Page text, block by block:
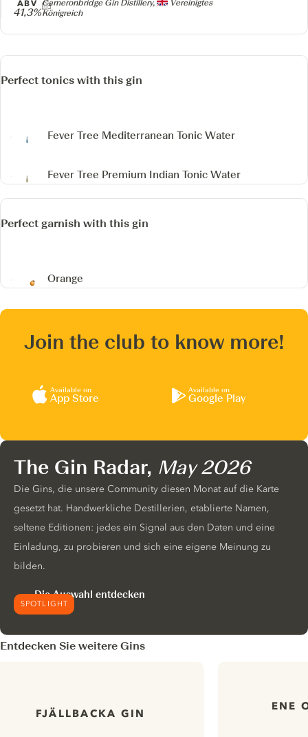
Producer
Cameronbridge Gin Distillery,
Vereinigtes
Königreich
ABV
41,3%
Perfect tonics with this gin
Fever Tree Mediterranean Tonic Water
Fever Tree Premium Indian Tonic Water
Perfect garnish with this gin
Orange
Join the club to know more!
Available on
App Store
Available on
Google Play
SPOTLIGHT
The Gin Radar, May 2026
Die Gins, die unsere Community diesen Monat auf die Karte
gesetzt hat. Handwerkliche Destillerien, etablierte Namen,
seltene Editionen: jedes ein Signal aus den Daten und eine
Einladung, zu probieren und sich eine eigene Meinung zu
bilden.
Die Auswahl entdecken
Entdecken Sie weitere Gins
FJÄLLBACKA GIN
ENE